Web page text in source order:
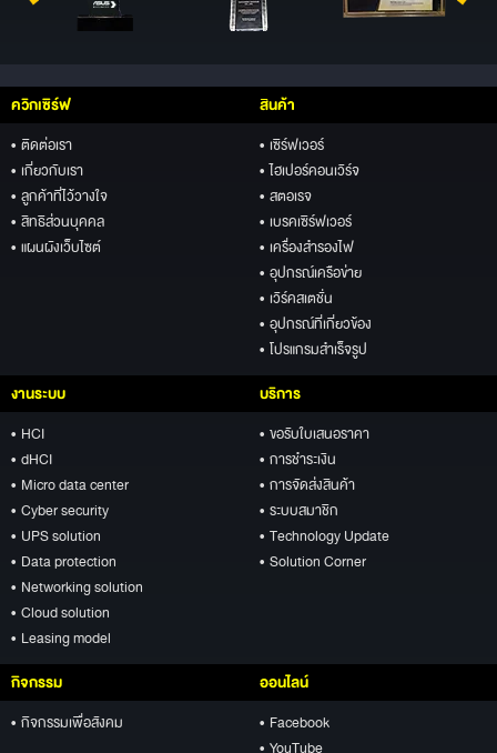
ควิกเซิร์ฟ
• ติดต่อเรา
• เกี่ยวกับเรา
• ลูกค้าที่ไว้วางใจ
• สิทธิส่วนบุคคล
• แผนผังเว็บไซต์
สินค้า
• เซิร์ฟเวอร์
• ไฮเปอร์คอนเวิร์จ
• สตอเรจ
• เบรคเซิร์ฟเวอร์
• เครื่องสำรองไฟ
• อุปกรณ์เครือข่าย
• เวิร์คสเตชั่น
• อุปกรณ์ที่เกี่ยวข้อง
• โปรแกรมสำเร็จรูป
งานระบบ
• HCI
• dHCI
• Micro data center
• Cyber security
• UPS solution
• Data protection
• Networking solution
• Cloud solution
• Leasing model
บริการ
• ขอรับใบเสนอราคา
• การชำระเงิน
• การจัดส่งสินค้า
• ระบบสมาชิก
• Technology Update
• Solution Corner
กิจกรรม
• กิจกรรมเพื่อสังคม
ออนไลน์
• Facebook